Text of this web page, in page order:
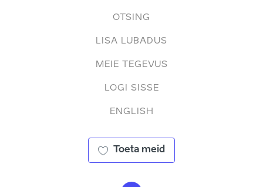
OTSING
LISA LUBADUS
MEIE TEGEVUS
LOGI SISSE
ENGLISH
Toeta meid